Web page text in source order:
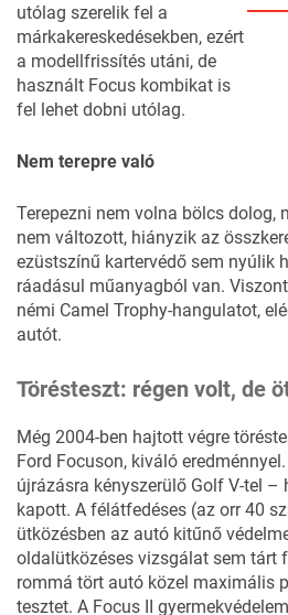
utólag szerelik fel a
márkakereskedésekben, ezért
a modellfrissítés utáni, de
használt Focus kombikat is
fel lehet dobni utólag.
Nem terepre való
Terepezni nem volna bölcs dolog,
nem változott, hiányzik az
ezüstszínű kartervédő sem nyúlik
ráadásul műanyagból van.
némi Camel Trophy-hangulatot,
autót.
Törésteszt: régen volt, de
Még 2004-ben hajtott végre
Ford Focuson, kiváló
újrázásra kényszerülő Golf V-tel
kapott. A félátfedéses (az orr 40
ütközésben az autó kitűnő
oldalütközéses vizsgálat sem tárt
rommá tört autó közel maximális
tesztet. A Focus II